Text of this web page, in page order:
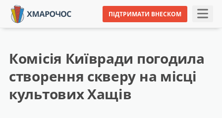
ПІДТРИМАТИ ВНЕСКОМ
Комісія Київради погодила
створення скверу на місці
культових Хащів